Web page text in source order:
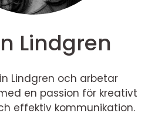
Lindgren
Lindgren och arbetar
en passion för kreativt
effektiv kommunikation.